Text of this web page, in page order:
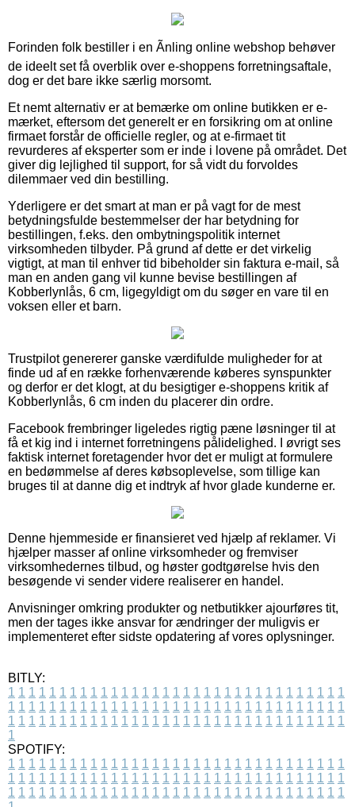
Forinden folk bestiller i en Ãnling online webshop behøver
de ideelt set få overblik over e-shoppens forretningsaftale,
dog er det bare ikke særlig morsomt.
Et nemt alternativ er at bemærke om online butikken er e-
mærket, eftersom det generelt er en forsikring om at online
firmaet forstår de officielle regler, og at e-firmaet tit
revurderes af eksperter som er inde i lovene på området. Det
giver dig lejlighed til support, for så vidt du forvoldes
dilemmaer ved din bestilling.
Yderligere er det smart at man er på vagt for de mest
betydningsfulde bestemmelser der har betydning for
bestillingen, f.eks. den ombytningspolitik internet
virksomheden tilbyder. På grund af dette er det virkelig
vigtigt, at man til enhver tid bibeholder sin faktura e-mail, så
man en anden gang vil kunne bevise bestillingen af
Kobberlynlås, 6 cm, ligegyldigt om du søger en vare til en
voksen eller et barn.
Trustpilot genererer ganske værdifulde muligheder for at
finde ud af en række forhenværende køberes synspunkter
og derfor er det klogt, at du besigtiger e-shoppens kritik af
Kobberlynlås, 6 cm inden du placerer din ordre.
Facebook frembringer ligeledes rigtig pæne løsninger til at
få et kig ind i internet forretningens pålidelighed. I øvrigt ses
faktisk internet foretagender hvor det er muligt at formulere
en bedømmelse af deres købsoplevelse, som tillige kan
bruges til at danne dig et indtryk af hvor glade kunderne er.
Denne hjemmeside er finansieret ved hjælp af reklamer. Vi
hjælper masser af online virksomheder og fremviser
virksomhedernes tilbud, og høster godtgørelse hvis den
besøgende vi sender videre realiserer en handel.
Anvisninger omkring produkter og netbutikker ajourføres tit,
men der tages ikke ansvar for ændringer der muligvis er
implementeret efter sidste opdatering af vores oplysninger.
BITLY:
1 1 1 1 1 1 1 1 1 1 1 1 1 1 1 1 1 1 1 1 1 1 1 1 1 1 1 1 1 1 1 1 1
1 1 1 1 1 1 1 1 1 1 1 1 1 1 1 1 1 1 1 1 1 1 1 1 1 1 1 1 1 1 1 1 1
1 1 1 1 1 1 1 1 1 1 1 1 1 1 1 1 1 1 1 1 1 1 1 1 1 1 1 1 1 1 1 1 1
1
SPOTIFY:
1 1 1 1 1 1 1 1 1 1 1 1 1 1 1 1 1 1 1 1 1 1 1 1 1 1 1 1 1 1 1 1 1
1 1 1 1 1 1 1 1 1 1 1 1 1 1 1 1 1 1 1 1 1 1 1 1 1 1 1 1 1 1 1 1 1
1 1 1 1 1 1 1 1 1 1 1 1 1 1 1 1 1 1 1 1 1 1 1 1 1 1 1 1 1 1 1 1 1